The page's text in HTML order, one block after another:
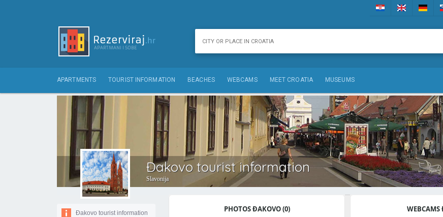
APARTMENTS TOURIST INFORMATION BEACHES WEBCAMS MEET CROATIA MUSEUMS
Đakovo tourist information
Slavonija
Đakovo tourist information PHOTOS ĐAKOVO (0) WEBCAMS